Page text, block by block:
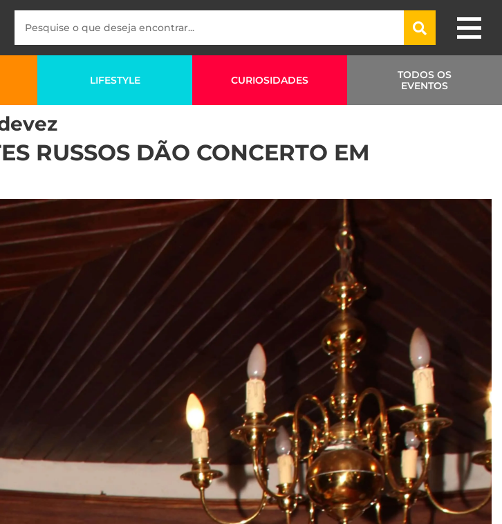
LIFESTYLE CURIOSIDADES
TODOS OS
EVENTOS
RUSSOS DÃO CONCERTO EM